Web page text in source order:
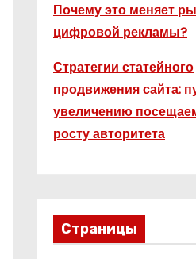
Почему это меняет
цифровой рекламы?
Стратегии статейного
продвижения сайта:
увеличению
росту авторитета
Страницы